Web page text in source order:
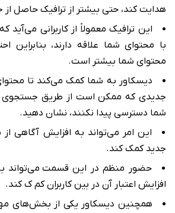
هدایت کند، حتی بیشتر از ترافیک حاصل
این ترافیک معمولاً از کاربرانی
با محتوای شما علاقه دارند، بنابراین
محتوای شما بیشتر است.
دیسکاور به شما کمک می‌کند تا
جدیدی که ممکن است از طریق جستجوی
شما دسترسی پیدا نکنند، نشان دهید.
این امر می‌تواند به افزایش آگاهی
جدید کمک کند.
حضور منظم در این قسمت می‌تواند
افزایش اعتبار آن در بین کاربران کم ک کند.
همچنین دیسکاور یکی از بخش‌های